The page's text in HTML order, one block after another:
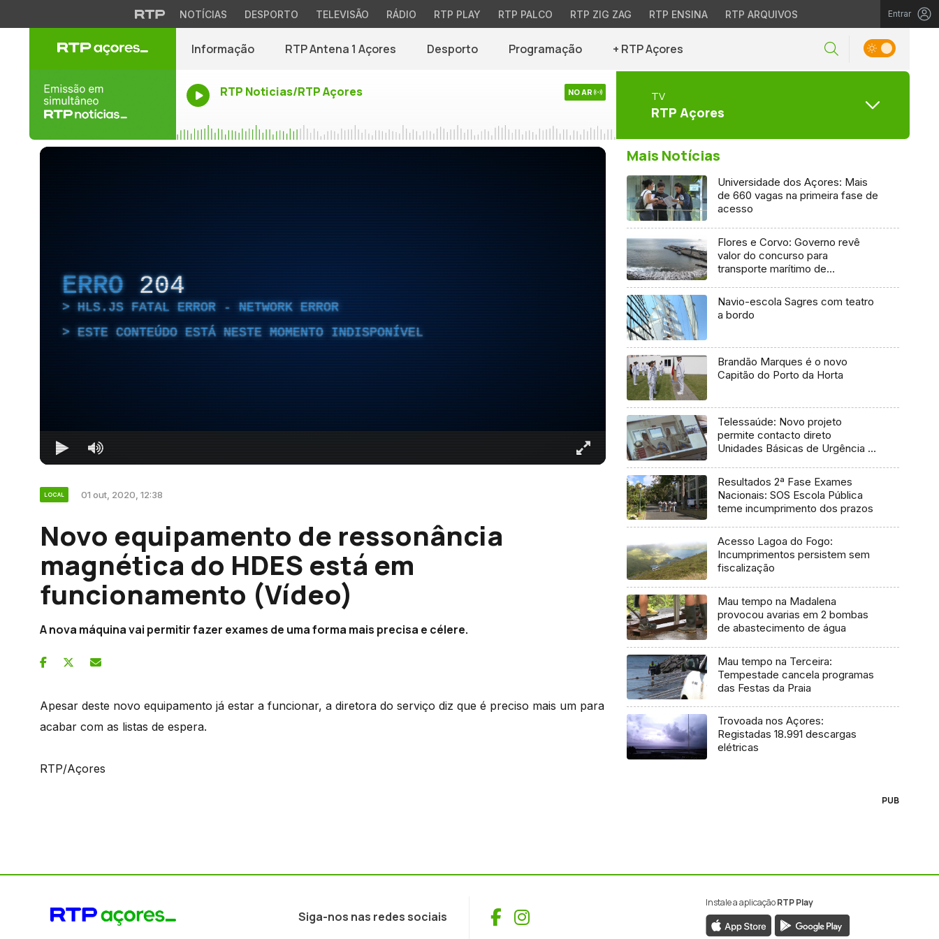
NOTÍCIAS DESPORTO TELEVISÃO RÁDIO RTP PLAY RTP PALCO RTP ZIG ZAG RTP ENSINA RTP ARQUIVOS Entrar
Informação RTP Antena 1 Açores Desporto Programação + RTP Açores
RTP Noticias/RTP Açores NO AR TV
RTP Açores
ERRO 204
HLS.JS FATAL ERROR - NETWORK ERROR
ESTE CONTEÚDO ESTÁ NESTE MOMENTO INDISPONÍVEL
LOCAL 01 out, 2020, 12:38
Novo equipamento de ressonância
magnética do HDES está em
funcionamento (Vídeo)
A nova máquina vai permitir fazer exames de uma forma mais precisa e célere.
Apesar deste novo equipamento já estar a funcionar, a diretora do serviço diz que é preciso mais um para
acabar com as listas de espera.
RTP/Açores
Mais Notícias
Universidade dos Açores: Mais
de 660 vagas na primeira fase de
acesso
Flores e Corvo: Governo revê
valor do concurso para
transporte marítimo de
Navio-escola Sagres com teatro
a bordo
Brandão Marques é o novo
Capitão do Porto da Horta
Telessaúde: Novo projeto
permite contacto direto
Unidades Básicas de Urgência e
Resultados 2ª Fase Exames
Nacionais: SOS Escola Pública
teme incumprimento dos prazos
Acesso Lagoa do Fogo:
Incumprimentos persistem sem
fiscalização
Mau tempo na Madalena
provocou avarias em 2 bombas
de abastecimento de água
Mau tempo na Terceira:
Tempestade cancela programas
das Festas da Praia
Trovoada nos Açores:
Registadas 18.991 descargas
elétricas
PUB
Siga-nos nas redes sociais Facebook
Instagram
Instale a aplicaçãoRTP Play